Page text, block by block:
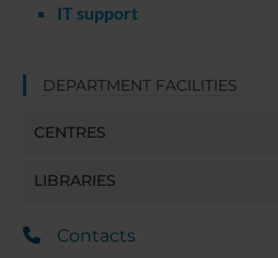
IT support
DEPARTMENT FACILITIES
CENTRES
LIBRARIES
Contacts